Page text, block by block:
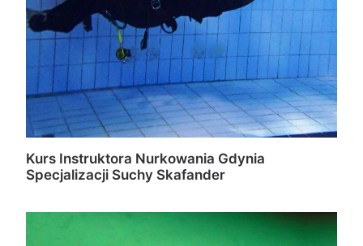
Kurs Instruktora Nurkowania Gdynia
Specjalizacji Suchy Skafander